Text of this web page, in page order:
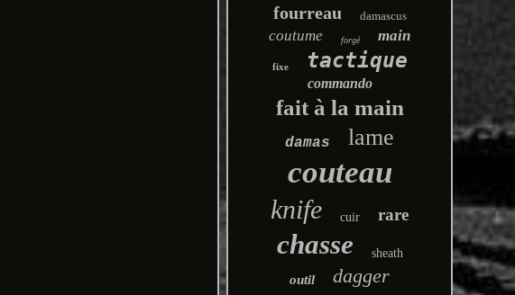
fourreau damascus
coutume forgé main
fixe tactique
commando
fait à la main
damas lame
couteau
knife cuir rare
chasse sheath
outil dagger